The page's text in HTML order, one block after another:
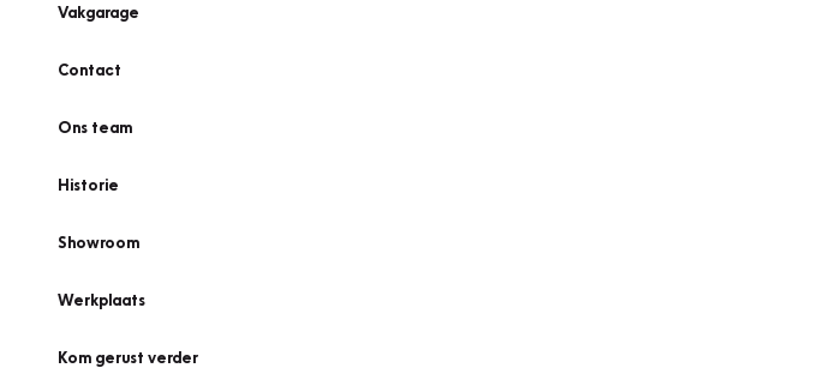
Vakgarage
Contact
Ons team
Historie
Showroom
Werkplaats
Kom gerust verder